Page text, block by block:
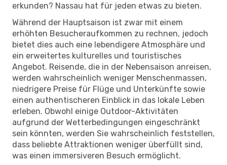
erkunden? Nassau hat für jeden etwas zu bieten.
Während der Hauptsaison ist zwar mit einem
erhöhten Besucheraufkommen zu rechnen, jedoch
bietet dies auch eine lebendigere Atmosphäre und
ein erweitertes kulturelles und touristisches
Angebot. Reisende, die in der Nebensaison anreisen,
werden wahrscheinlich weniger Menschenmassen,
niedrigere Preise für Flüge und Unterkünfte sowie
einen authentischeren Einblick in das lokale Leben
erleben. Obwohl einige Outdoor-Aktivitäten
aufgrund der Wetterbedingungen eingeschränkt
sein könnten, werden Sie wahrscheinlich feststellen,
dass beliebte Attraktionen weniger überfüllt sind,
was einen immersiveren Besuch ermöglicht.